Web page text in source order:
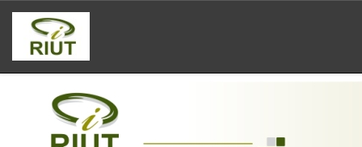
Skip
navigation